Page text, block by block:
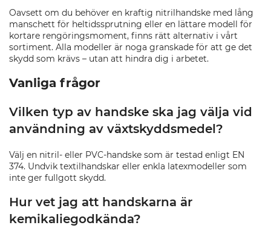
Oavsett om du behöver en kraftig nitrilhandske med lång
manschett för heltidssprutning eller en lättare modell för
kortare rengöringsmoment, finns rätt alternativ i vårt
sortiment. Alla modeller är noga granskade för att ge det
skydd som krävs – utan att hindra dig i arbetet.
Vanliga frågor
Vilken typ av handske ska jag välja vid
användning av växtskyddsmedel?
Välj en nitril- eller PVC-handske som är testad enligt EN
374. Undvik textilhandskar eller enkla latexmodeller som
inte ger fullgott skydd.
Hur vet jag att handskarna är
kemikaliegodkända?